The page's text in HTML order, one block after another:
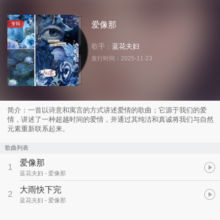
专辑 爱像那
歌手： 蓝花夫妇
发行时间： 2025-11-23
简介：一首以诗意和寓言的方式讲述爱情的歌曲；它源于我们的爱
情，讲述了一种超越时间的爱情，并通过其纯洁和真诚将我们与自然
元素重新联系起来。
歌曲列表
1 爱像那
蓝花夫妇 - 爱像那
2 大雨快下完
蓝花夫妇 - 爱像那